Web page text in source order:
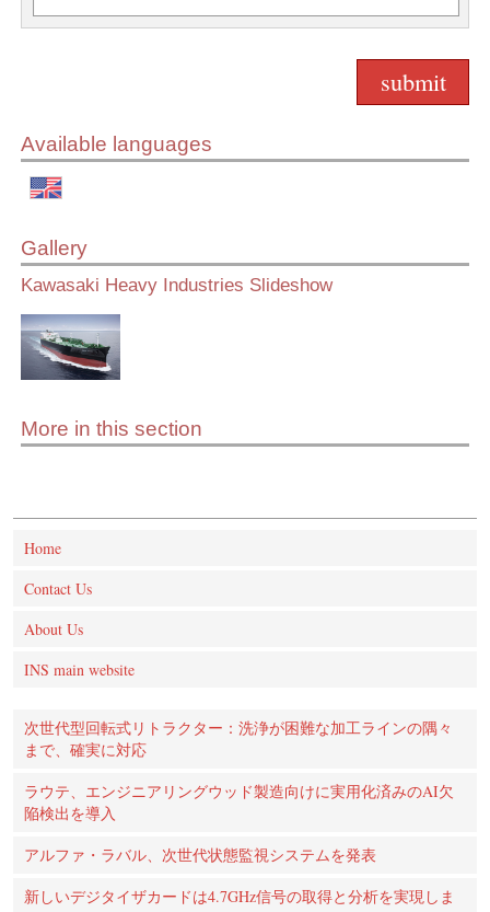
Available languages
Gallery
Kawasaki Heavy Industries Slideshow
More in this section
Home
Contact Us
About Us
INS main website
次世代型回転式リトラクター：洗浄が困難な加工ラインの隅々
まで、確実に対応
ラウテ、エンジニアリングウッド製造向けに実用化済みのAI欠
陥検出を導入
アルファ・ラバル、次世代状態監視システムを発表
新しいデジタイザカードは4.7GHz信号の取得と分析を実現しま